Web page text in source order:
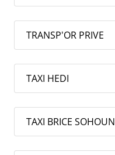
TRANSP'OR PRIVE
TAXI HEDI
TAXI BRICE SOHOUN